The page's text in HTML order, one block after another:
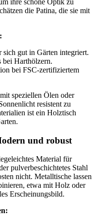
ihre schöne Optik zu
die Patina, die sie mit
gut in Gärten integriert.
bei Harthölzern.
bei FSC-zertifiziertem
speziellen Ölen oder
resistent zu
ist ein Holztisch
und robust
Material für
pulverbeschichtetes Stahl
nicht. Metalltische lassen
etwa mit Holz oder
Erscheinungsbild.